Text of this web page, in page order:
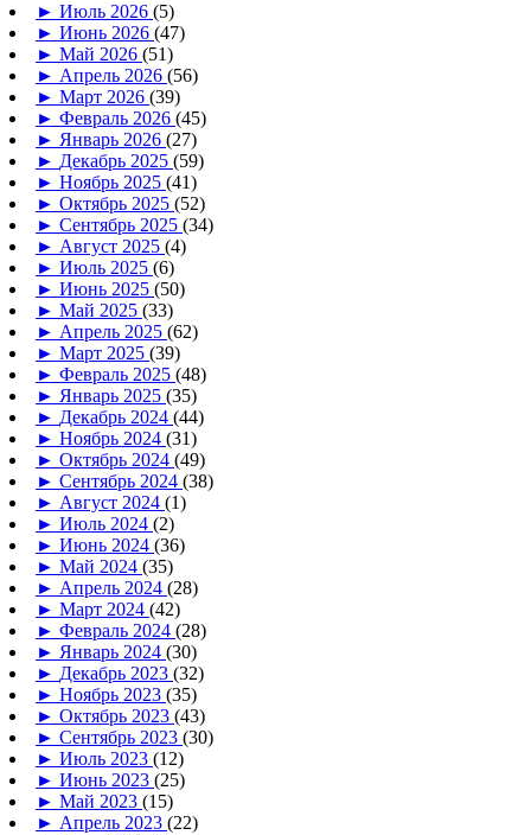
► Июль 2026 (5)
► Июнь 2026 (47)
► Май 2026 (51)
► Апрель 2026 (56)
► Март 2026 (39)
► Февраль 2026 (45)
► Январь 2026 (27)
► Декабрь 2025 (59)
► Ноябрь 2025 (41)
► Октябрь 2025 (52)
► Сентябрь 2025 (34)
► Август 2025 (4)
► Июль 2025 (6)
► Июнь 2025 (50)
► Май 2025 (33)
► Апрель 2025 (62)
► Март 2025 (39)
► Февраль 2025 (48)
► Январь 2025 (35)
► Декабрь 2024 (44)
► Ноябрь 2024 (31)
► Октябрь 2024 (49)
► Сентябрь 2024 (38)
► Август 2024 (1)
► Июль 2024 (2)
► Июнь 2024 (36)
► Май 2024 (35)
► Апрель 2024 (28)
► Март 2024 (42)
► Февраль 2024 (28)
► Январь 2024 (30)
► Декабрь 2023 (32)
► Ноябрь 2023 (35)
► Октябрь 2023 (43)
► Сентябрь 2023 (30)
► Июль 2023 (12)
► Июнь 2023 (25)
► Май 2023 (15)
► Апрель 2023 (22)